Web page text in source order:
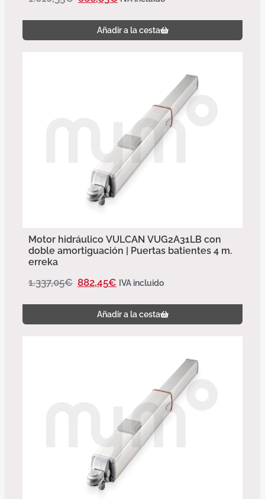
Añadir a la cesta
Motor hidráulico VULCAN VUG2A31LB con
doble amortiguación | Puertas batientes 4 m.
erreka
1.337,05€ 882,45€ IVA incluido
Añadir a la cesta